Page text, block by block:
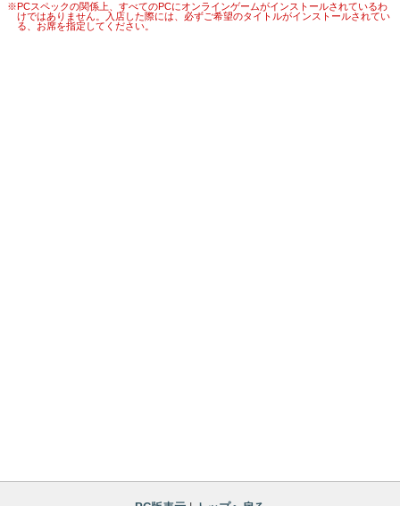
※PCスペックの関係上、すべてのPCにオンラインゲームがインストールされているわ
けではありません。入店した際には、必ずご希望のタイトルがインストールされてい
る、お席を指定してください。